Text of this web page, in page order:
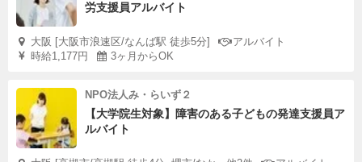
労支援員アルバイト
大阪 [大阪市浪速区/なんば駅 徒歩5分]
アルバイト
時給1,177円
3ヶ月からOK
NPO法人み・らいず２
【大学院生対象】障害のある子どもの発達支援員ア
ルバイト